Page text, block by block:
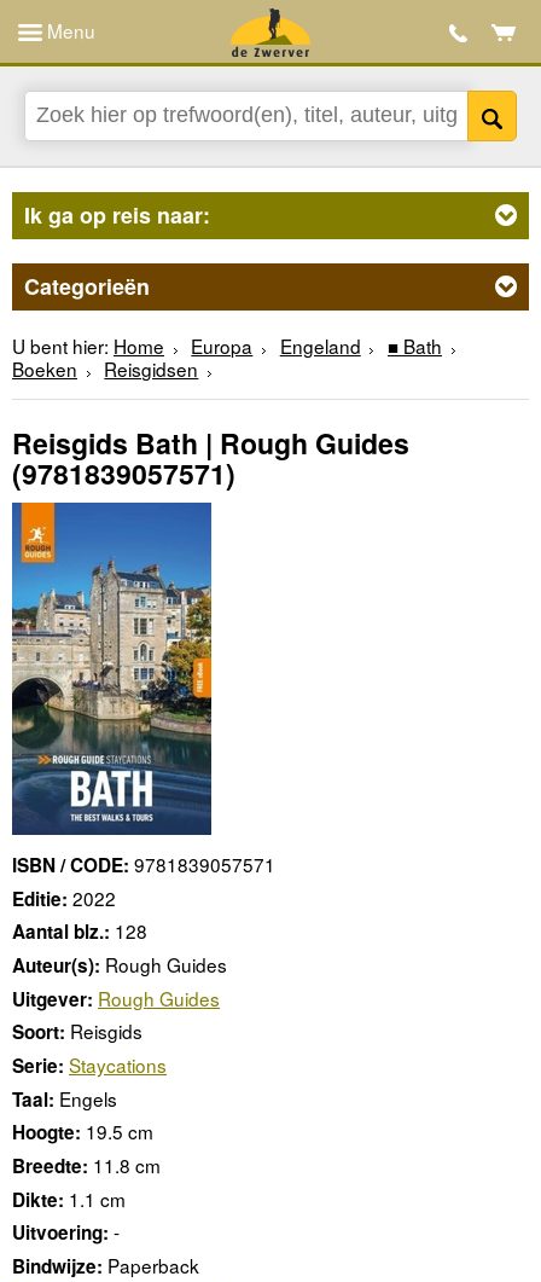
Menu
Ik ga op reis naar:
Categorieën
U bent hier: Home Europa Engeland
■ Bath
Boeken
Reisgidsen
Reisgids Bath | Rough Guides
(9781839057571)
ISBN / CODE: 9781839057571
Editie: 2022
Aantal blz.: 128
Auteur(s): Rough Guides
Uitgever: Rough Guides
Soort: Reisgids
Serie: Staycations
Taal: Engels
Hoogte: 19.5 cm
Breedte: 11.8 cm
Dikte: 1.1 cm
Uitvoering: -
Bindwijze: Paperback